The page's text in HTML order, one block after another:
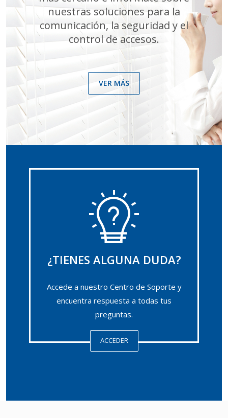
nuestras soluciones para la
comunicación, la seguridad y el
control de accesos.
VER MÁS
¿TIENES ALGUNA DUDA?
Accede a nuestro Centro de Soporte y
encuentra respuesta a todas tus
preguntas.
ACCEDER